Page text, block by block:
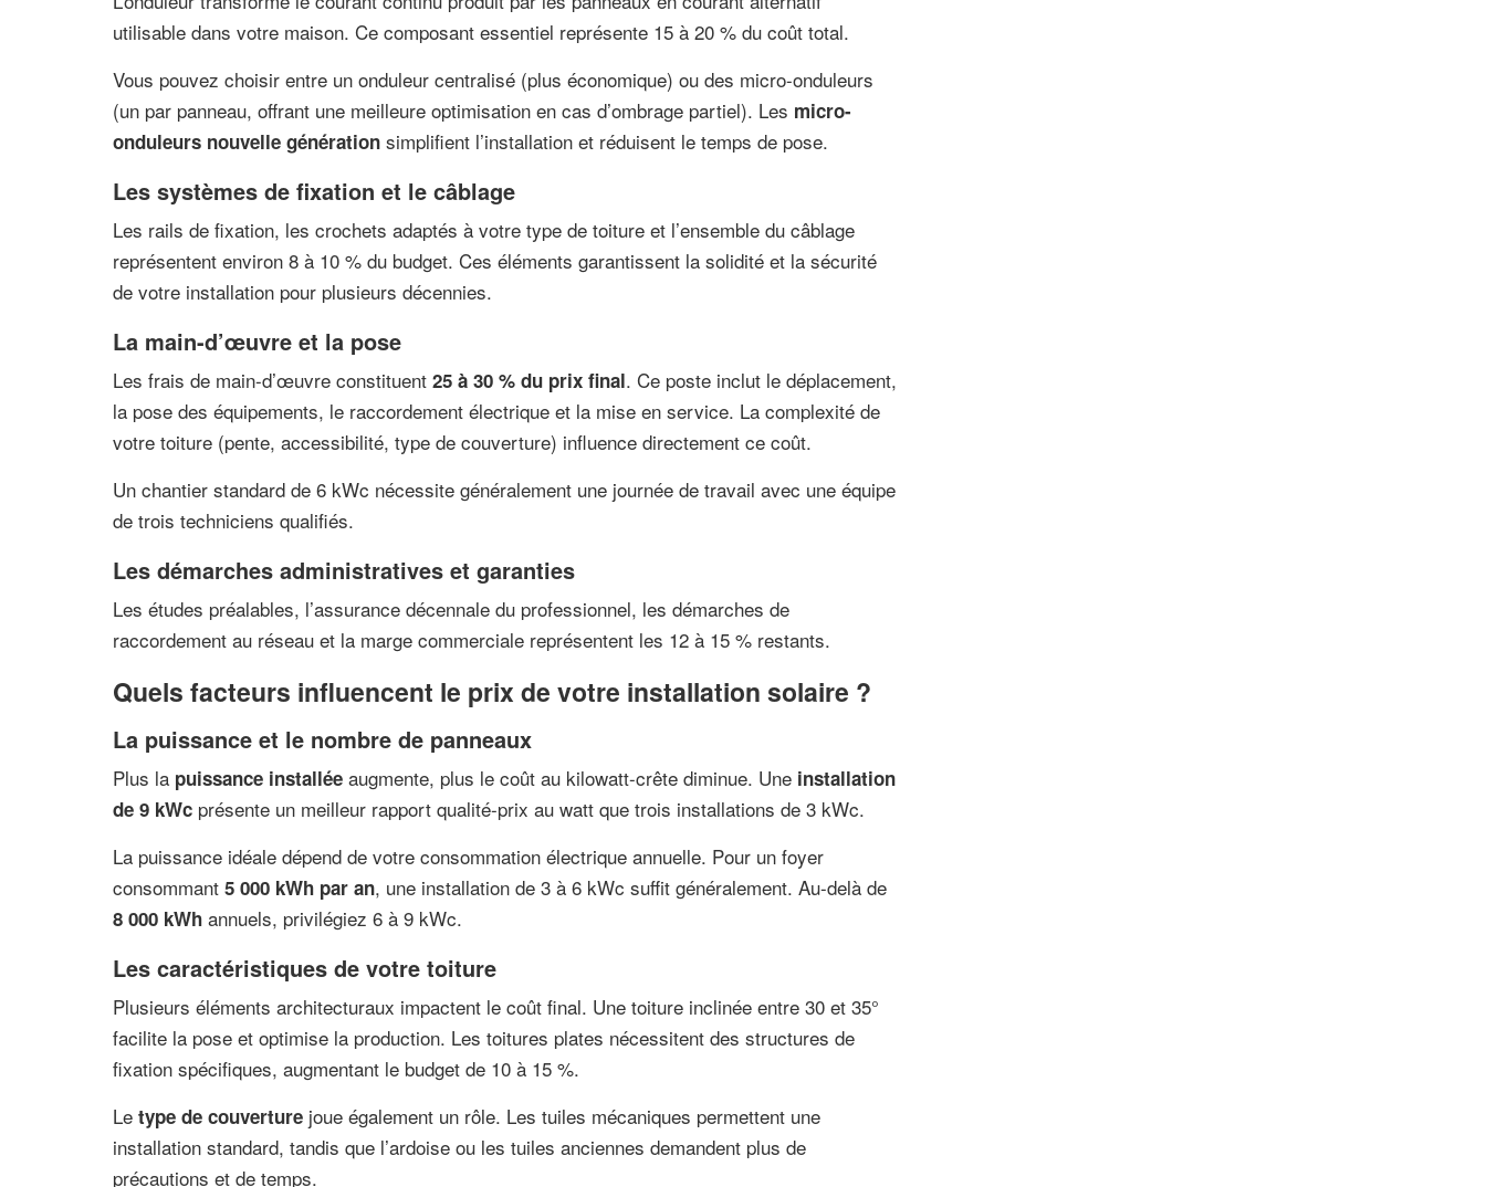
utilisable dans votre maison. Ce composant essentiel représente 15 à 20 % du coût total.
Vous pouvez choisir entre un onduleur centralisé (plus économique) ou des micro-onduleurs
(un par panneau, offrant une meilleure optimisation en cas d’ombrage partiel). Les micro-
onduleurs nouvelle génération simplifient l’installation et réduisent le temps de pose.
Les systèmes de fixation et le câblage
Les rails de fixation, les crochets adaptés à votre type de toiture et l’ensemble du câblage
représentent environ 8 à 10 % du budget. Ces éléments garantissent la solidité et la sécurité
de votre installation pour plusieurs décennies.
La main-d’œuvre et la pose
Les frais de main-d’œuvre constituent 25 à 30 % du prix final. Ce poste inclut le déplacement,
la pose des équipements, le raccordement électrique et la mise en service. La complexité de
votre toiture (pente, accessibilité, type de couverture) influence directement ce coût.
Un chantier standard de 6 kWc nécessite généralement une journée de travail avec une équipe
de trois techniciens qualifiés.
Les démarches administratives et garanties
Les études préalables, l’assurance décennale du professionnel, les démarches de
raccordement au réseau et la marge commerciale représentent les 12 à 15 % restants.
Quels facteurs influencent le prix de votre installation solaire ?
La puissance et le nombre de panneaux
Plus la puissance installée augmente, plus le coût au kilowatt-crête diminue. Une installation
de 9 kWc présente un meilleur rapport qualité-prix au watt que trois installations de 3 kWc.
La puissance idéale dépend de votre consommation électrique annuelle. Pour un foyer
consommant 5 000 kWh par an, une installation de 3 à 6 kWc suffit généralement. Au-delà de
8 000 kWh annuels, privilégiez 6 à 9 kWc.
Les caractéristiques de votre toiture
Plusieurs éléments architecturaux impactent le coût final. Une toiture inclinée entre 30 et 35°
facilite la pose et optimise la production. Les toitures plates nécessitent des structures de
fixation spécifiques, augmentant le budget de 10 à 15 %.
Le type de couverture joue également un rôle. Les tuiles mécaniques permettent une
installation standard, tandis que l’ardoise ou les tuiles anciennes demandent plus de
précautions et de temps.